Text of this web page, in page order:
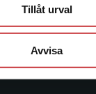
Tillåt urval
Avvisa